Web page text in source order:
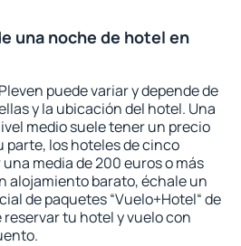
una noche de hotel en
puede variar y depende de
y la ubicación del hotel. Una
medio suele tener un precio
parte, los hoteles de cinco
media de 200 euros o más
alojamiento barato, échale un
de paquetes “Vuelo+Hotel“ de
tu hotel y vuelo con